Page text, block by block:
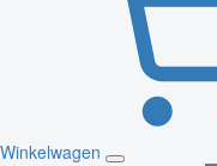
Winkelwagen